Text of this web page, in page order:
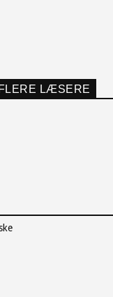
LÆSERE